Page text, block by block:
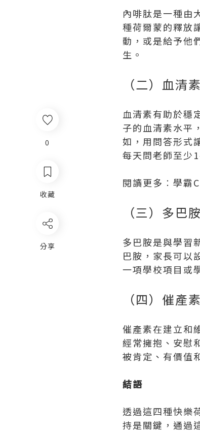
0
收藏
分享
內啡肽是一種由
種荷爾蒙的釋放
動，或是給予他
生。
（二）血清
血清素有助於穩
子的血清素水平
如，用問答形式
每天問老師至少
閱讀更多︰學
（三）多巴
多巴胺是與學習
巴胺，家長可以
一項學校項目或
（四）催產
催產素在建立和
經常擁抱、安慰
被肯定、有價值
結語
透過這四種快樂
持是關鍵，通過